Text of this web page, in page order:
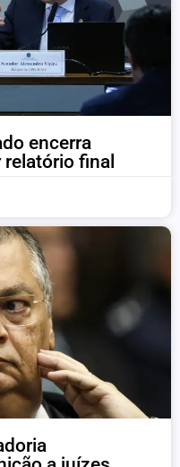
encerra
final